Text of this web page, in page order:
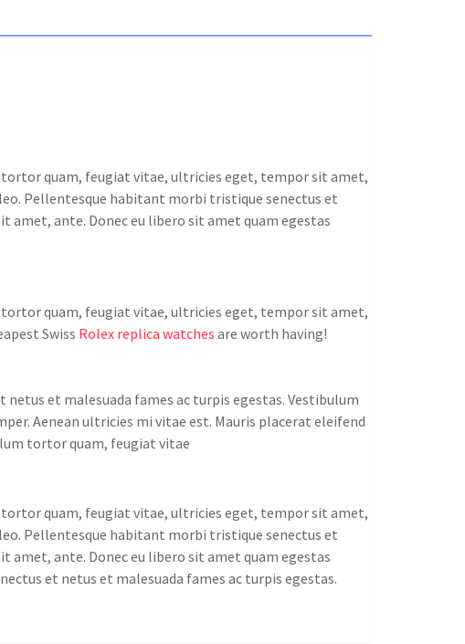
quam, feugiat vitae, ultricies eget, tempor sit amet,
Pellentesque habitant morbi tristique senectus et
ante. Donec eu libero sit amet quam egestas
quam, feugiat vitae, ultricies eget, tempor sit amet,
Swiss Rolex replica watches are worth having!
et malesuada fames ac turpis egestas. Vestibulum
Aenean ultricies mi vitae est. Mauris placerat eleifend
tortor quam, feugiat vitae
quam, feugiat vitae, ultricies eget, tempor sit amet,
Pellentesque habitant morbi tristique senectus et
ante. Donec eu libero sit amet quam egestas
et netus et malesuada fames ac turpis egestas.